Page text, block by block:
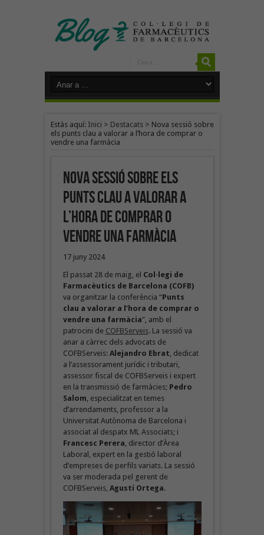
Estàs aquí: Inici > Destacats> Nova sessió sobre
els punts clau a valorar a l’hora de comprar o
vendre una farmàcia
Nova sessió sobre els
punts clau a valorar a
l’hora de comprar o
vendre una farmàcia
17 juny 2024
El passat 28 de maig, el Col·legi de
Farmacèutics de Barcelona (COFB)
va organitzar la conferència “Punts
clau a valorar a l’hora de comprar o
vendre una farmàcia”, amb el
patrocini de COFBServeis. La sessió va
anar a càrrec dels advocats de
COFBServeis: Alejandro Ebrat , dedicat
a l’assessorament jurídic i tributari,
assessor fiscal de COFBServeis i expert
en la transmissió de farmàcies; Pedro
Salom , especialitzat en temes
d’arrendaments, professor a la
Universitat Autònoma de Barcelona i
associat al despatx ML Associats; i
Francesc Perera , director d’Àrea
Laboral, expert en la gestió laboral
d’empreses de perfils variats. La sessió
va ser moderada pel gerent de
COFBServeis, Agustí Ortega.